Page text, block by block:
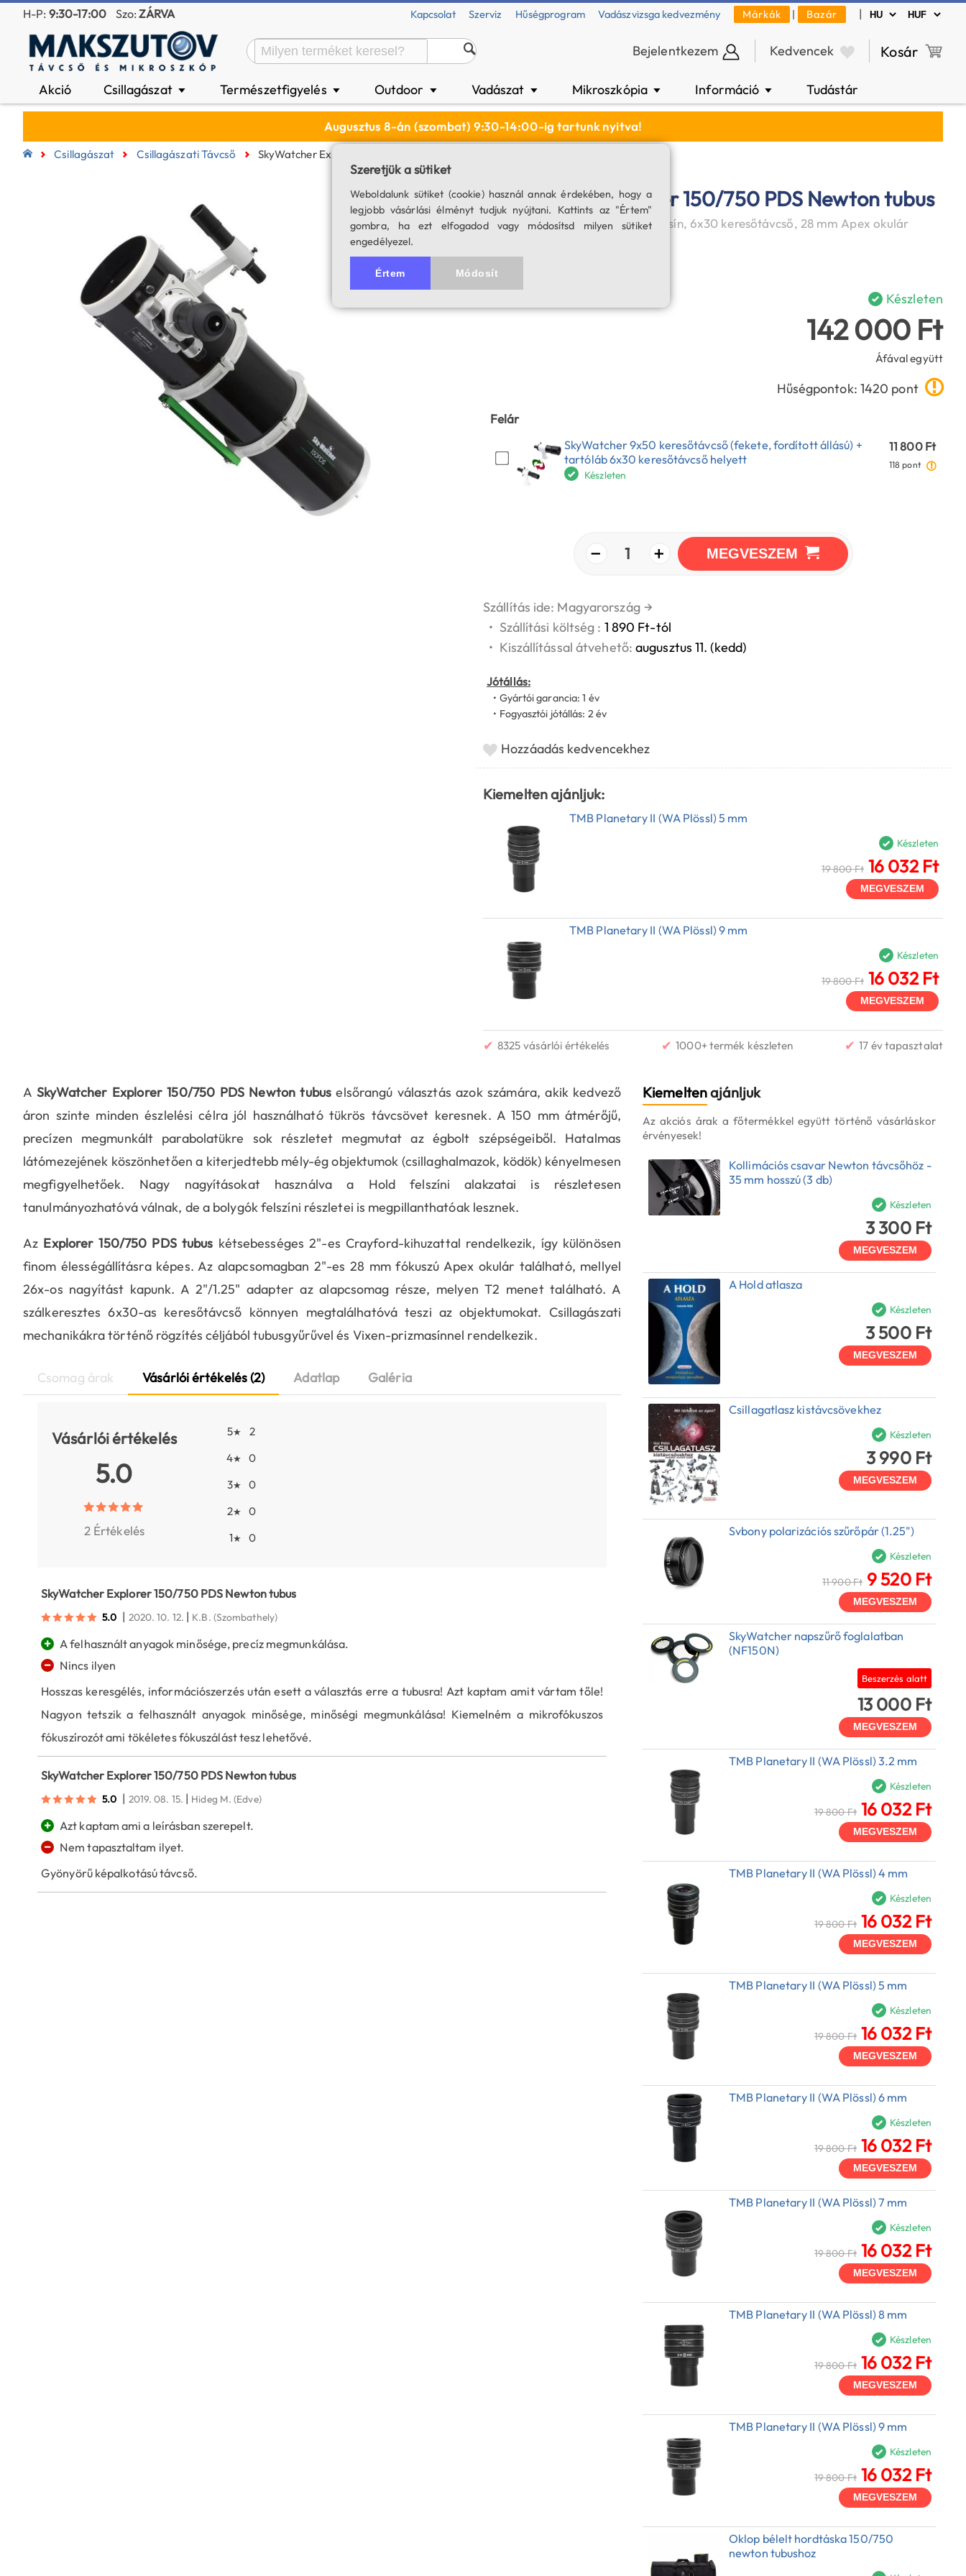
H-P: 9:30-17:00 Szo:ZÁRVA Kapcsolat Szerviz Hűségprogram Vadászvizsga kedvezmény Márkák | Bazár |
Bejelentkezem Kedvencek Kosár
Akció Csillagászat ▼ Természetfigyelés ▼ Outdoor ▼ Vadászat ▼ Mikroszkópia ▼ Információ ▼ Tudástár
Augusztus 8-án (szombat) 9:30-14:00-ig tartunk nyitva!
Csillagászat Csillagászati Távcső SkyWatcher Explorer 150/750 PDS Newton Tubus
SkyWatcher Explorer 150/750 PDS Newton tubus
Felszereltség: tubusgyűrű, prizmasín, 6x30 keresőtávcső, 28 mm Apex okulár
Készleten
142 000 Ft
Áfával együtt
Hűségpontok: 1420 pont
Felár
SkyWatcher 9x50 keresőtávcső (fekete, fordított állású) +
tartóláb 6x30 keresőtávcső helyett
Készleten
11 800 Ft
118 pont
− 1 + MEGVESZEM
Szállítás ide: Magyarország →
• Szállítási költség : 1 890 Ft-tól
• Kiszállítással átvehető:augusztus 11. (kedd)
Jótállás:
• Gyártói garancia: 1 év
• Fogyasztói jótállás: 2 év
Hozzáadás kedvencekhez
Kiemelten ajánljuk:
TMB Planetary II (WA Plössl) 5 mm
Készleten
19 800 Ft 16 032 Ft
MEGVESZEM
TMB Planetary II (WA Plössl) 9 mm
Készleten
19 800 Ft 16 032 Ft
MEGVESZEM
✔ 8325 vásárlói értékelés ✔ 1000+ termék készleten ✔ 17 év tapasztalat
A SkyWatcher Explorer 150/750 PDS Newton tubuselsőrangú választás azok számára, akik kedvező
áron szinte minden észlelési célra jól használható tükrös távcsövet keresnek. A 150 mm átmérőjű,
precízen megmunkált parabolatükre sok részletet megmutat az égbolt szépségeiből. Hatalmas
látómezejének köszönhetően a kiterjedtebb mély-ég objektumok (csillaghalmazok, ködök) kényelmesen
megfigyelhetőek. Nagy nagyításokat használva a Hold felszíni alakzatai is részletesen
tanulmányozhatóvá válnak, de a bolygók felszíni részletei is megpillanthatóak lesznek.
Az Explorer 150/750 PDS tubus kétsebességes 2"-es Crayford-kihuzattal rendelkezik, így különösen
finom élességállításra képes. Az alapcsomagban 2"-es 28 mm fókuszú Apex okulár található, mellyel
26x-os nagyítást kapunk. A 2"/1.25" adapter az alapcsomag része, melyen T2 menet található. A
szálkeresztes 6x30-as keresőtávcső könnyen megtalálhatóvá teszi az objektumokat. Csillagászati
mechanikákra történő rögzítés céljából tubusgyűrűvel és Vixen-prizmasínnel rendelkezik.
Csomag árak Vásárlói értékelés (2) Adatlap Galéria
Vásárlói értékelés
5.0
2 Értékelés
5★
2
4★
0
3★
0
2★
0
1★ 0
SkyWatcher Explorer 150/750 PDS Newton tubus
5.0 | 2020. 10. 12. | K.B. (Szombathely)
+ A felhasznált anyagok minősége, precíz megmunkálása.
−
Nincs ilyen
Hosszas keresgélés, információszerzés után esett a választás erre a tubusra! Azt kaptam amit vártam tőle!
Nagyon tetszik a felhasznált anyagok minősége, minőségi megmunkálása! Kiemelném a mikrofókuszos
fókuszírozót ami tökéletes fókuszálást tesz lehetővé.
SkyWatcher Explorer 150/750 PDS Newton tubus
5.0 | 2019. 08. 15. | Hideg M. (Edve)
+ Azt kaptam ami a leírásban szerepelt.
−
Nem tapasztaltam ilyet.
Gyönyörű képalkotású távcső.
Kiemeltenajánljuk
Az akciós árak a főtermékkel együtt történő vásárláskor
érvényesek!
Kollimációs csavar Newton távcsőhöz -
35 mm hosszú (3 db)
Készleten
3 300 Ft
MEGVESZEM
A Hold atlasza
Készleten
3 500 Ft
MEGVESZEM
Csillagatlasz kistávcsövekhez
Készleten
3 990 Ft
MEGVESZEM
Svbony polarizációs szűrőpár (1.25")
Készleten
11 900 Ft 9 520 Ft
MEGVESZEM
SkyWatcher napszűrő foglalatban
(NF150N)
Beszerzés alatt
13 000 Ft
MEGVESZEM
TMB Planetary II (WA Plössl) 3.2 mm
Készleten
19 800 Ft 16 032 Ft
MEGVESZEM
TMB Planetary II (WA Plössl) 4 mm
Készleten
19 800 Ft 16 032 Ft
MEGVESZEM
TMB Planetary II (WA Plössl) 5 mm
Készleten
19 800 Ft 16 032 Ft
MEGVESZEM
TMB Planetary II (WA Plössl) 6 mm
Készleten
19 800 Ft 16 032 Ft
MEGVESZEM
TMB Planetary II (WA Plössl) 7 mm
Készleten
19 800 Ft 16 032 Ft
MEGVESZEM
TMB Planetary II (WA Plössl) 8 mm
Készleten
19 800 Ft 16 032 Ft
MEGVESZEM
TMB Planetary II (WA Plössl) 9 mm
Készleten
19 800 Ft 16 032 Ft
MEGVESZEM
Oklop bélelt hordtáska 150/750
newton tubushoz
Szeretjük a sütiket
Weboldalunk sütiket (cookie) használ annak érdekében, hogy a
legjobb vásárlási élményt tudjuk nyújtani. Kattints az "Értem"
gombra, ha ezt elfogadod vagy módosítsd milyen sütiket
engedélyezel.
Értem Módosít